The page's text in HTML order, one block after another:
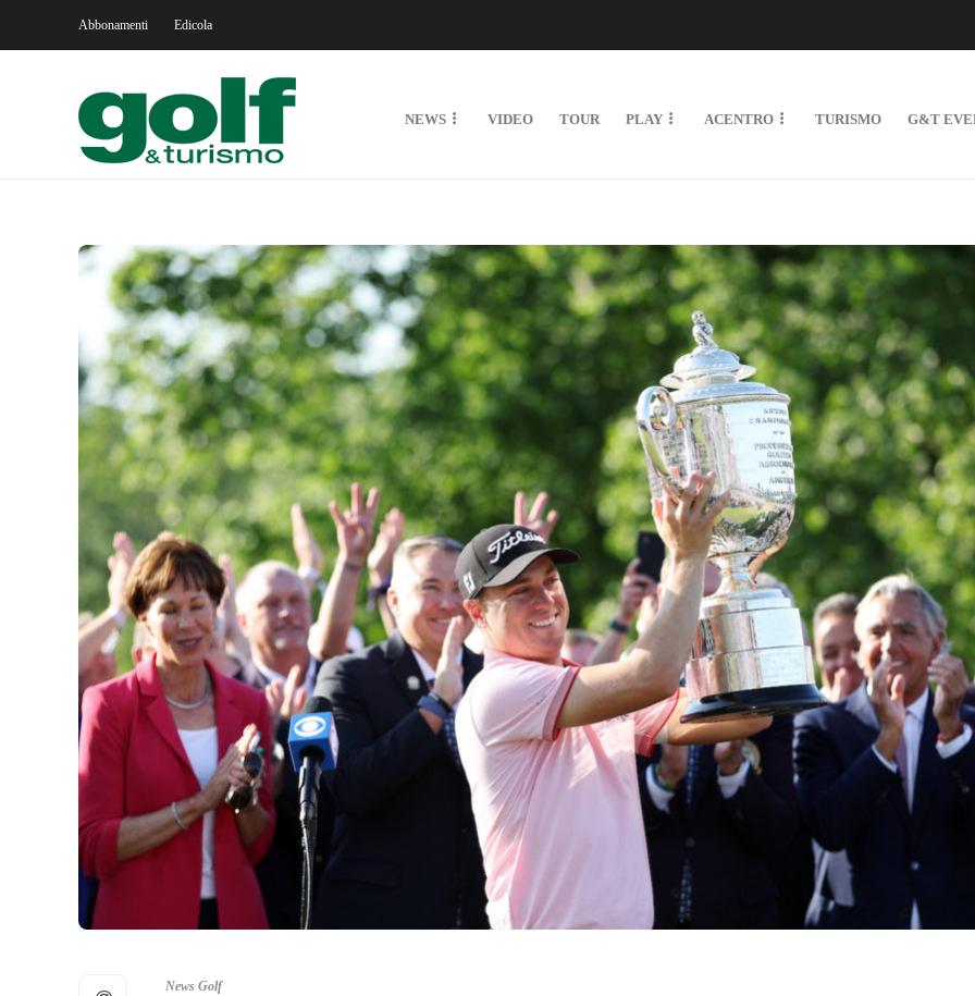
Abbonamenti Edicola
NEWS VIDEO TOUR PLAY ACENTRO TURISMO G&T
News Golf